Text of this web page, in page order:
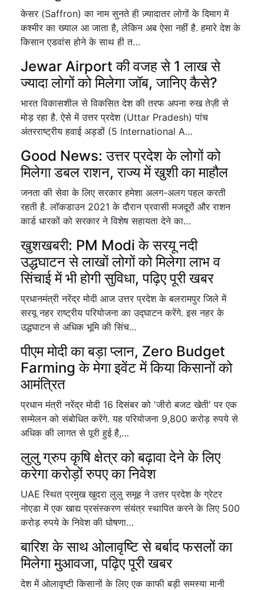
केसर (Saffron) का नाम सुनते ही ज़्यादातर लोगों के दिमाग में
कश्मीर का ख्याल आ जाता है, लेकिन अब ऐसा नहीं है. हमारे देश के
किसान एडवांस होने के साथ ही त…
Jewar Airport की वजह से 1 लाख से
ज्यादा लोगों को मिलेगा जॉब, जानिए कैसे?
भारत विकासशील से विकसित देश की तरफ अपना रुख तेज़ी से
मोड़ रहा है. ऐसे में उत्तर प्रदेश (Uttar Pradesh) पांच
अंतरराष्ट्रीय हवाई अड्डों (5 International A…
Good News: उत्तर प्रदेश के लोगों को
मिलेगा डबल राशन, राज्य में खुशी का माहौल
जनता की सेवा के लिए सरकार हमेशा अलग-अलग पहल करती
रहती है. लॉकडाउन 2021 के दौरान प्रवासी मजदूरों और राशन
कार्ड धारकों को सरकार ने विशेष सहायता देने का…
खुशखबरी: PM Modi के सरयू नदी
उद्धघाटन से लाखों लोगों को मिलेगा लाभ व
सिंचाई में भी होगी सुविधा, पढ़िए पूरी खबर
प्रधानमंत्री नरेंद्र मोदी आज उत्तर प्रदेश के बलरामपुर जिले में
सरयू नहर राष्ट्रीय परियोजना का उद्घाटन करेंगे. इस नहर के
उद्धघाटन से अधिक भूमि की सिंच…
पीएम मोदी का बड़ा प्लान, Zero Budget
Farming के मेगा इवेंट में किया किसानों को
आमंत्रित
प्रधान मंत्री नरेंद्र मोदी 16 दिसंबर को 'जीरो बजट खेती' पर एक
सम्मेलन को संबोधित करेंगे. यह परियोजना 9,800 करोड़ रुपये से
अधिक की लागत से पूरी हुई है,…
लुलु ग्रुप कृषि क्षेत्र को बढ़ावा देने के लिए
करेगा करोड़ों रुपए का निवेश
UAE स्थित प्रमुख खुदरा लुलु समूह ने उत्तर प्रदेश के ग्रेटर
नोएडा में एक खाद्य प्रसंस्करण संयंत्र स्थापित करने के लिए 500
करोड़ रुपये के निवेश की घोषणा…
बारिश के साथ ओलावृष्टि से बर्बाद फसलों का
मिलेगा मुआवजा, पढ़िए पूरी खबर
देश में ओलावृष्टी किसानों के लिए एक काफी बड़ी समस्या मानी